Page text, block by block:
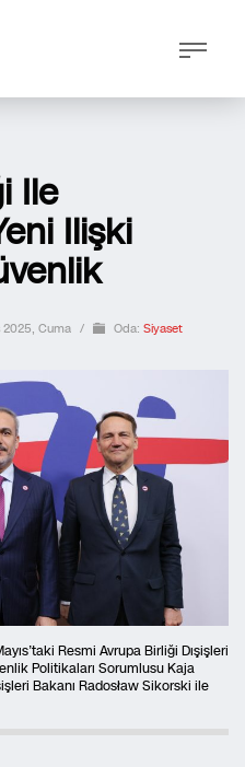
Ile
Ilişki
2025, Cuma / Oda: Siyaset
Resmi Avrupa Birliği Dışişleri
Politikaları Sorumlusu Kaja
Bakanı Radosław Sikorski ile